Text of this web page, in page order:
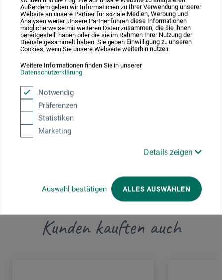
Außerdem geben wir Informationen zu Ihrer Verwendung unserer
Website an unsere Partner für soziale Medien, Werbung und
Analysen weiter. Unsere Partner führen diese Informationen
möglicherweise mit weiteren Daten zusammen, die Sie ihnen
bereitgestellt haben oder die sie im Rahmen Ihrer Nutzung der
Dienste gesammelt haben. Sie geben Einwilligung zu unseren
Cookies, wenn Sie unsere Webseite weiterhin nutzen.
Weitere Informationen finden Sie in unserer
Datenschutzerklärung.
Notwendig
Präferenzen
Statistiken
Marketing
Details zeigen
Auswahl bestätigen ALLES AUSWÄHLEN
oder Zeichnen und ist durch seine Spezialverleimung extra
bruchgeschützt. Das Holz der Stifte ist aus zertifizierter
nachhaltiger Forstwirtschaft (Eco Pencil). Lackiert mit
umweltfreundlichem Wasserlack. Made in Germany.
Produktbewertungen (0)
Schreiben Sie die erste Bewertung zu diesem Produkt
JETZT PRODUKT BEWERTEN
Kunden kauften auch